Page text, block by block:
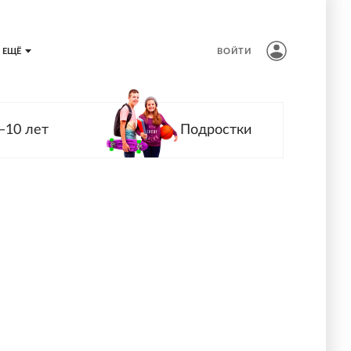
ЕЩЁ ВОЙТИ
лет Подростки